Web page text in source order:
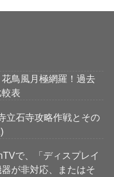
花鳥風月極網羅！過去
表
立石寺攻略作戦とその
で、「ディスプレイ
が非対応、またはそ